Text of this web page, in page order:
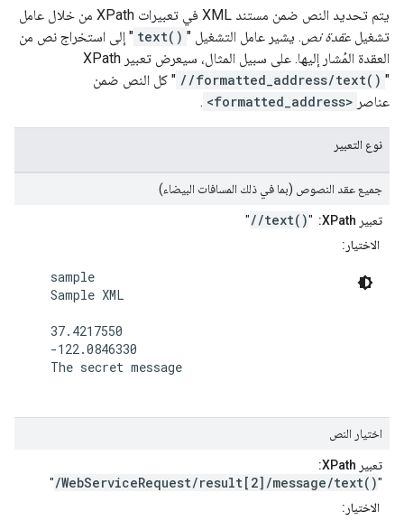
يتم تحديد النص ضمن مستند XML في تعبيرات XPath من خلال عامل
تشغيل عقدة نص. يشير عامل التشغيل " text() " إلى استخراج نص من
العقدة المُشار إليها. على سبيل المثال، سيعرض تعبير XPath
"
//formatted_address/text() " كل النص ضمن
عناصر <formatted_address>
.
نوع التعبير
جميع عقد النصوص (بما في ذلك المسافات البيضاء)
تعبير XPath: "
//text()
"
الاختيار:
    sample
    Sample XML
    37.4217550
    -122.0846330
    The secret message
اختيار النص
تعبير XPath:
"
/WebServiceRequest/result[2]/message/text()
"
الاختيار: